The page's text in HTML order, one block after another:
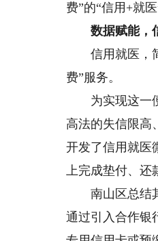
费”的“信用+就
数据赋能，
信用就医，简
费”服务。
为实现这一便
高法的失信限高
开发了信用就医
上完成垫付、还
南山区总结其
通过引入合作银